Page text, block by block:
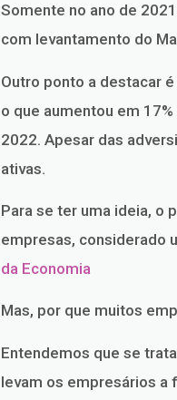
Somente no ano de
com levantamento do
Outro ponto a destacar
o que aumentou em
2022. Apesar das
ativas.
Para se ter uma ideia, o
empresas, considerado
da Economia
Mas, por que muitos
Entendemos que se
levam os empresários a